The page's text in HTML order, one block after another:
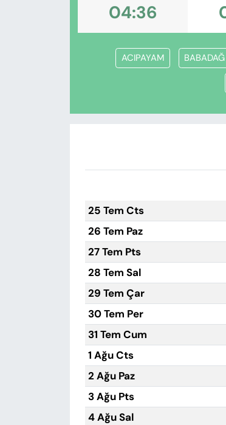
04:36
ACIPAYAM BABADAĞ
25 Tem Cts
26 Tem Paz
27 Tem Pts
28 Tem Sal
29 Tem Çar
30 Tem Per
31 Tem Cum
1 Ağu Cts
2 Ağu Paz
3 Ağu Pts
4 Ağu Sal
VAN VE DİYARBAKIR HABERLERİ